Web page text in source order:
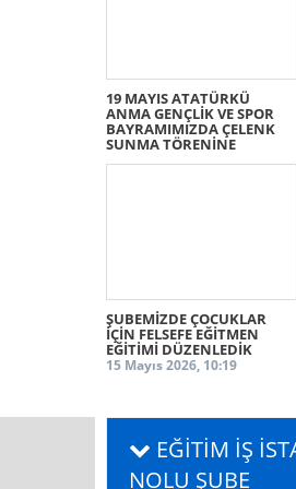
19 MAYIS ATATÜRKÜ
ANMA GENÇLİK VE SPOR
BAYRAMIMIZDA ÇELENK
SUNMA TÖRENİNE
KATILDIK
ŞUBEMİZDE ÇOCUKLAR
İÇİN FELSEFE EĞİTMEN
EĞİTİMİ DÜZENLEDİK
15 Mayıs 2026, 10:19
EĞITIM İŞ
NOLU ŞUBE